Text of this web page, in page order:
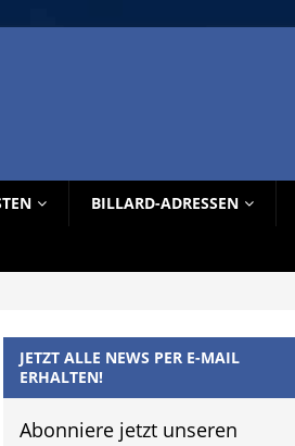
BILLARD-ADRESSEN
JETZT ALLE NEWS PER E-MAIL
ERHALTEN!
Abonniere jetzt unseren